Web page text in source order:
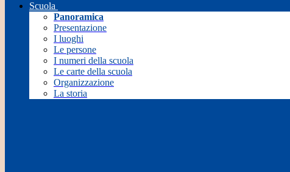
Scuola
Panoramica
Presentazione
I luoghi
Le persone
I numeri della scuola
Le carte della scuola
Organizzazione
La storia